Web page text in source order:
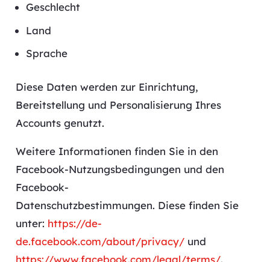
Geschlecht
Land
Sprache
Diese Daten werden zur Einrichtung,
Bereitstellung und Personalisierung Ihres
Accounts genutzt.
Weitere Informationen finden Sie in den
Facebook-Nutzungsbedingungen und den
Facebook-
Datenschutzbestimmungen. Diese finden Sie
unter: https://de-
de.facebook.com/about/privacy/und
https://www.facebook.com/legal/terms/.